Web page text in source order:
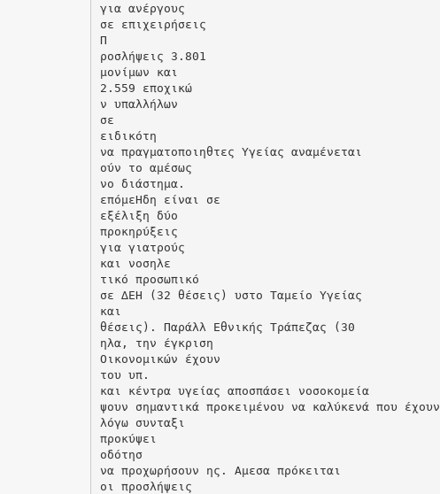
για ανέργους
σε επιχειρήσεις
Π
ροσλήψεις 3.801
µονίµων και
2.559 εποχικώ
ν υπαλλήλων
σε
ειδικότη
να πραγµατοποιηθτες Υγείας αναµένεται
ούν το αµέσως
νο διάστηµα.
επόµεΗδη είναι σε
εξέλιξη δύο
προκηρύξεις
για γιατρούς
και νοσηλε
τικό προσωπικό
σε ∆ΕΗ (32 θέσεις) υστο Ταµείο Υγείας
και
θέσεις). Παράλλ Εθνικής Τράπεζας (30
ηλα, την έγκριση
Οικονοµικών έχουν
του υπ.
και κέντρα υγείας αποσπάσει νοσοκοµεία
ψουν σηµαντικά προκειµένου να καλύκενά που έχουν
λόγω συνταξι
προκύψει
οδότησ
να προχωρήσουν ης. Αµεσα πρόκειται
οι προσλήψεις